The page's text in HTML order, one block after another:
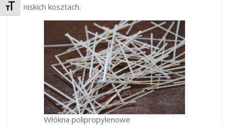
Toggle Font size
niskich kosztach.
Włókna polipropylenowe